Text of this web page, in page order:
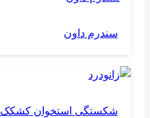
سندرم داون
شکستگی استخوان کشکک